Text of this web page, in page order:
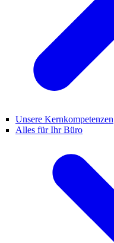
Unsere Kernkompetenzen
Alles für Ihr Büro